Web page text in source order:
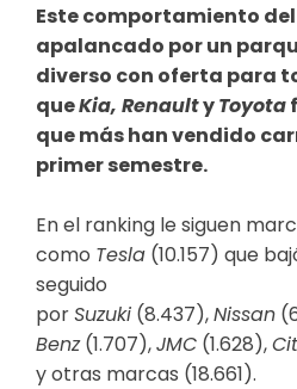
Este comportamiento del
apalancado por un
diverso con oferta para
queKia, RenaultyToyota
que más han vendido
primer semestre.
En el ranking le siguen
como Tesla (10.157) que
seguido
porSuzuki (8.437),Nissan
Benz(1.707),JMC (1.628),
y otras marcas (18.661).